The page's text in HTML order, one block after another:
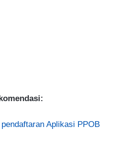
Aplikasi PPOB